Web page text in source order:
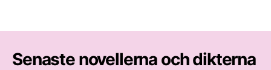
Senaste novellerna och dikterna